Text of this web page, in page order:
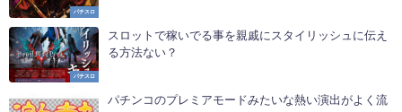
パチスロ
パチスロ
スロットで稼いでる事を親戚にスタイリッシュに伝え
る方法ない？
パチンコのプレミアモードみたいな熱い演出がよく流